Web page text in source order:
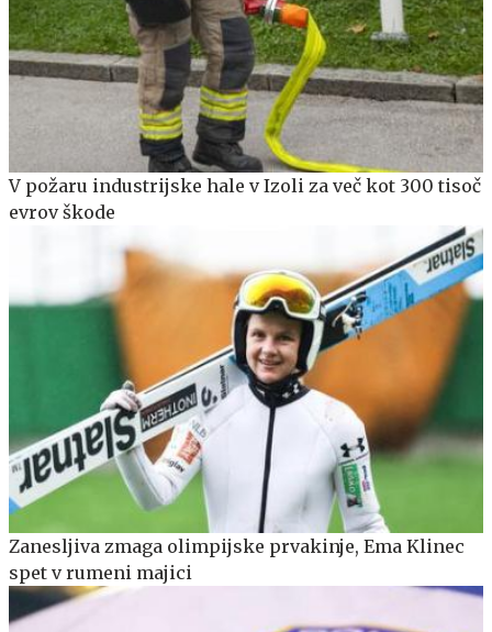
V požaru industrijske hale v Izoli za več kot 300 tisoč
evrov škode
Zanesljiva zmaga olimpijske prvakinje, Ema Klinec
spet v rumeni majici